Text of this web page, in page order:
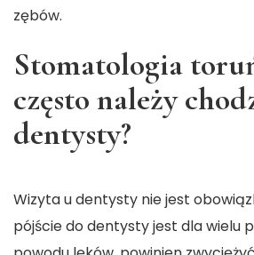
zębów.
Stomatologia
często należy
dentysty?
Wizyta u dentysty nie jest
pójście do dentysty jest dla wielu